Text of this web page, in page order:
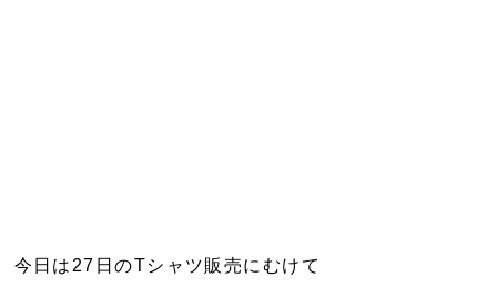
今日は27日のTシャツ販売にむけて